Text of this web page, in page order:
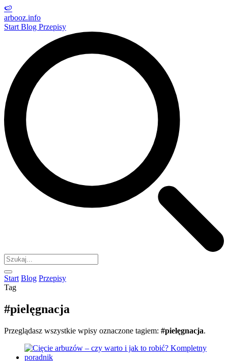
🍉
arbooz.info
Start Blog Przepisy
Start Blog Przepisy
Tag
#pielęgnacja
Przeglądasz wszystkie wpisy oznaczone tagiem: #pielęgnacja.